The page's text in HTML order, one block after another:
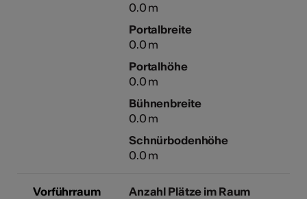
0.0 m
Portalbreite
0.0 m
Portalhöhe
0.0 m
Bühnenbreite
0.0 m
Schnürbodenhöhe
0.0 m
Vorführraum
Anzahl Plätze im Raum